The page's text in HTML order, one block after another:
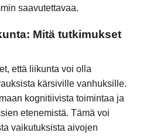
saavutettavaa.
Mitä tutkimukset
että liikunta voi olla
kärsiville vanhuksille.
kognitiivista toimintaa ja
etenemistä. Tämä voi
vaikutuksista aivojen